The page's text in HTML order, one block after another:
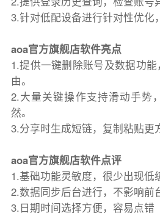
3.针对低配设备进行针对性优化
aoa官方旗舰店软件亮点
1.提供一键删除账号及数据功
由。
2.大量关键操作支持滑动手势
然。
3.分享时生成短链，复制粘贴更
aoa官方旗舰店软件点评
1.基础功能灵敏度，很少出现低
2.数据同步后台进行，不影响前
3.日期时间选择方便，容易点错